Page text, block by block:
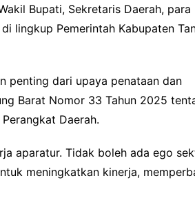
Bupati, Sekretaris Daerah, para
lingkup Pemerintah Kabupaten
penting dari upaya penataan dan
Barat Nomor 33 Tahun 2025
Daerah.
aparatur. Tidak boleh ada ego
meningkatkan kinerja,